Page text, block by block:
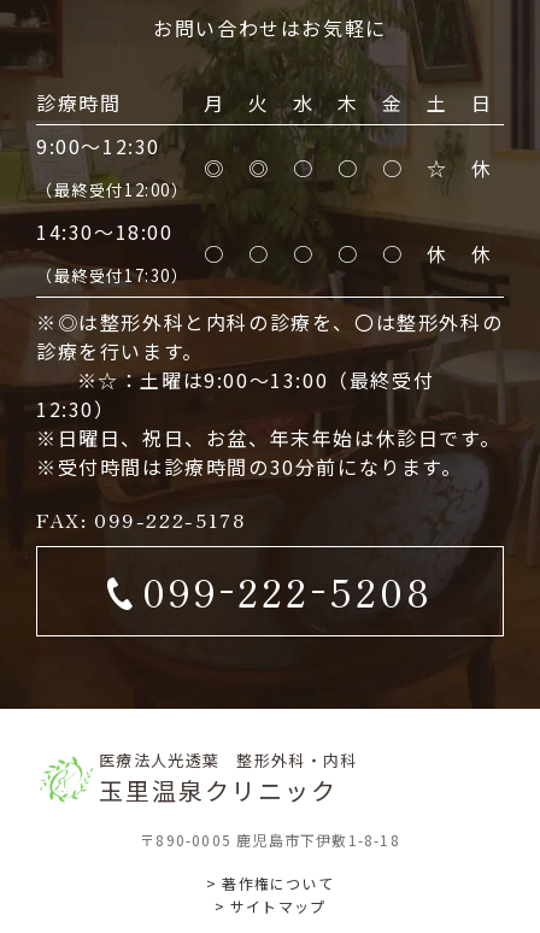
お問い合わせはお気軽に
診療時間 月 火 水 木 金 土
日
9:00～12:30
（最終受付12:00）
◎ ◎ ○ ○ ○ ☆ 休
14:30～18:00
（最終受付17:30）
○ ○ ○ ○ ○ 休 休
※◎は整形外科と内科の診療を、〇は整形外科の
診療を行います。
※☆：土曜は9:00〜13:00（最終受付
12:30）
※日曜日、祝日、お盆、年末年始は休診日です。
※受付時間は診療時間の30分前になります。
FAX: 099-222-5178
099-222-5208
医療法人光透葉 整形外科・内科
玉里温泉クリニック
〒890-0005 鹿児島市下伊敷1-8-18
> 著作権について
> サイトマップ